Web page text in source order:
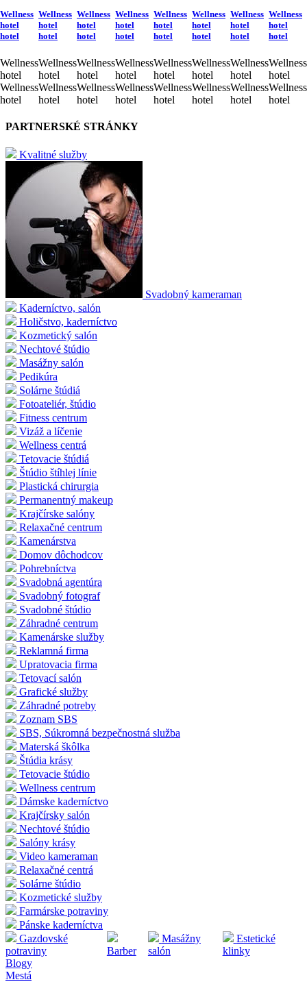
Wellness
hotel
hotel
Wellness
hotel
Wellness
hotel
Wellness
hotel
hotel
Wellness
hotel
Wellness
hotel
Wellness
hotel
hotel
Wellness
hotel
Wellness
hotel
Wellness
hotel
hotel
Wellness
hotel
Wellness
hotel
Wellness
hotel
hotel
Wellness
hotel
Wellness
hotel
Wellness
hotel
hotel
Wellness
hotel
Wellness
hotel
Wellness
hotel
hotel
Wellness
hotel
Wellness
hotel
Wellness
hotel
hotel
Wellness
hotel
Wellness
hotel
PARTNERSKÉ STRÁNKY
Kvalitné služby
Svadobný kameraman
Kaderníctvo, salón
Holičstvo, kaderníctvo
Kozmetický salón
Nechtové štúdio
Masážny salón
Pedikúra
Solárne štúdiá
Fotoateliér, štúdio
Fitness centrum
Vizáž a líčenie
Wellness centrá
Tetovacie štúdiá
Štúdio štíhlej línie
Plastická chirurgia
Permanentný makeup
Krajčírske salóny
Relaxačné centrum
Kamenárstva
Domov dôchodcov
Pohrebníctva
Svadobná agentúra
Svadobný fotograf
Svadobné štúdio
Záhradné centrum
Kamenárske služby
Reklamná firma
Upratovacia firma
Tetovací salón
Grafické služby
Záhradné potreby
Zoznam SBS
SBS, Súkromná bezpečnostná služba
Materská škôlka
Štúdia krásy
Tetovacie štúdio
Wellness centrum
Dámske kaderníctvo
Krajčírsky salón
Nechtové štúdio
Salóny krásy
Video kameraman
Relaxačné centrá
Solárne štúdio
Kozmetické služby
Farmárske potraviny
Pánske kaderníctva
Gazdovské
potraviny
Barber
Masážny
salón
Estetické
klinky
Blogy
Mestá